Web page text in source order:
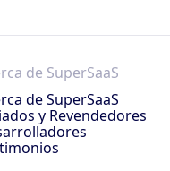
de SuperSaaS
de SuperSaaS
y Revendedores